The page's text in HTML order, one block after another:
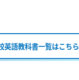
英語教科書一覧はこちら